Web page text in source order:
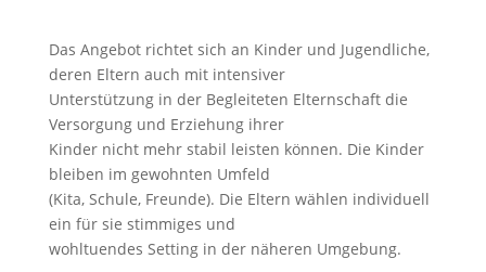
Das Angebot richtet sich an Kinder und Jugendliche,
deren Eltern auch mit intensiver
Unterstützung in der Begleiteten Elternschaft die
Versorgung und Erziehung ihrer
Kinder nicht mehr stabil leisten können. Die Kinder
bleiben im gewohnten Umfeld
(Kita, Schule, Freunde). Die Eltern wählen individuell
ein für sie stimmiges und
wohltuendes Setting in der näheren Umgebung.